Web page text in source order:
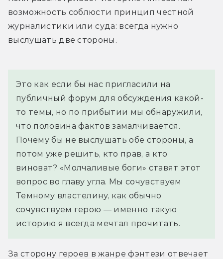
возможность соблюсти принцип честной
журналистики или суда: всегда нужно
выслушать две стороны.
Это как если бы нас пригласили на
публичный форум для обсуждения какой-
то темы, но по прибытии мы обнаружили,
что половина фактов замалчивается.
Почему бы не выслушать обе стороны, а
потом уже решить, кто прав, а кто
виноват? «Молчаливые боги» ставят этот
вопрос во главу угла. Мы сочувствуем
Темному властелину, как обычно
сочувствуем герою — именно такую
историю я всегда мечтал прочитать.
За сторону героев в жанре фэнтези отвечает